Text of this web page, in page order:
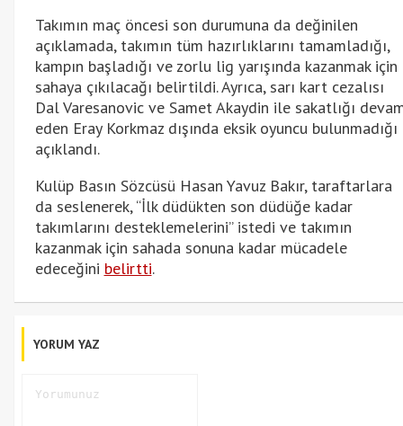
Takımın maç öncesi son durumuna da değinilen
açıklamada, takımın tüm hazırlıklarını tamamladığı,
kampın başladığı ve zorlu lig yarışında kazanmak için
sahaya çıkılacağı belirtildi. Ayrıca, sarı kart cezalısı
Dal Varesanovic ve Samet Akaydin ile sakatlığı
eden Eray Korkmaz dışında eksik oyuncu bulunmadığı
açıklandı.
Kulüp Basın Sözcüsü Hasan Yavuz Bakır, taraftarlara
da seslenerek, “İlk düdükten son düdüğe kadar
takımlarını desteklemelerini” istedi ve takımın
kazanmak için sahada sonuna kadar mücadele
edeceğini belirtti.
YORUM YAZ